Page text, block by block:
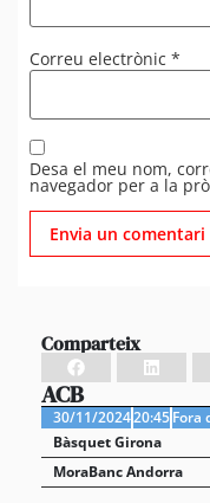
Correu electrònic *
Desa el meu nom,
navegador per a la
Comparteix
ACB
30/11/202420:45Fora
Bàsquet Girona
MoraBanc Andorra